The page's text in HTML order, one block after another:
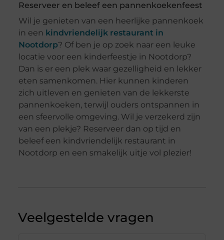
Reserveer en beleef een pannenkoekenfeest
Wil je genieten van een heerlijke pannenkoek
in een kindvriendelijk restaurant in
Nootdorp? Of ben je op zoek naar een leuke
locatie voor een kinderfeestje in Nootdorp?
Dan is er een plek waar gezelligheid en lekker
eten samenkomen. Hier kunnen kinderen
zich uitleven en genieten van de lekkerste
pannenkoeken, terwijl ouders ontspannen in
een sfeervolle omgeving. Wil je verzekerd zijn
van een plekje? Reserveer dan op tijd en
beleef een kindvriendelijk restaurant in
Nootdorp en een smakelijk uitje vol plezier!
Veelgestelde vragen